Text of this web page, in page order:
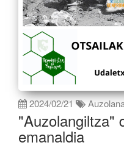
2024/02/21
"Auzolangiltza"
emanaldia